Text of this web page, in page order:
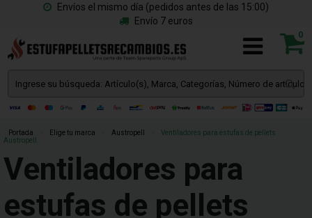
Envíos el mismo día (pedidos antes de las 15:00)
Envío 7 euros
0
Portada Elige tu marca Austropell
Ventiladores para estufas de pellets
Austropell
Ventiladores para
estufas de pellets